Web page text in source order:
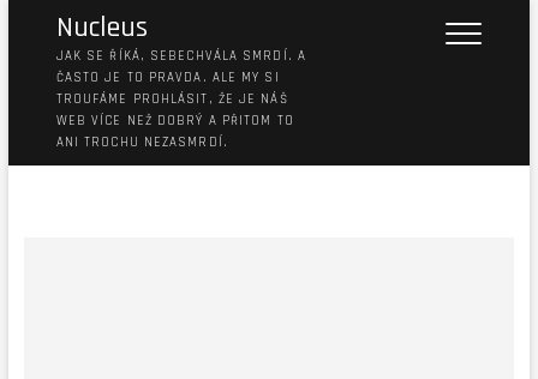
Nucleus
JAK SE ŘÍKÁ, SEBECHVÁLA SMRDÍ. A
ČASTO JE TO PRAVDA. ALE MY SI
TROUFÁME PROHLÁSIT, ŽE JE NÁŠ
WEB VÍCE NEŽ DOBRÝ A PŘITOM TO
ANI TROCHU NEZASMRDÍ.